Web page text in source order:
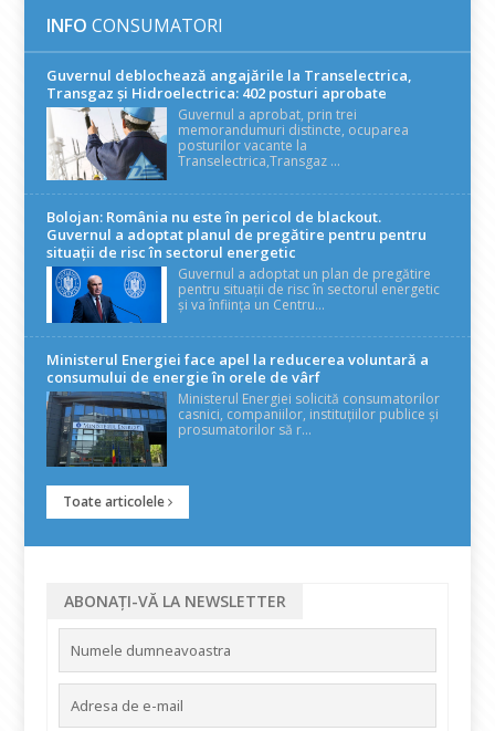
INFO CONSUMATORI
Guvernul deblochează angajările la Transelectrica,
Transgaz și Hidroelectrica: 402 posturi aprobate
Guvernul a aprobat, prin trei
memorandumuri distincte, ocuparea
posturilor vacante la
Transelectrica,Transgaz ...
Bolojan: România nu este în pericol de blackout.
Guvernul a adoptat planul de pregătire pentru pentru
situații de risc în sectorul energetic
Guvernul a adoptat un plan de pregătire
pentru situații de risc în sectorul energetic
și va înființa un Centru...
Ministerul Energiei face apel la reducerea voluntară a
consumului de energie în orele de vârf
Ministerul Energiei solicită consumatorilor
casnici, companiilor, instituțiilor publice și
prosumatorilor să r...
Toate articolele
ABONAȚI-VĂ LA NEWSLETTER